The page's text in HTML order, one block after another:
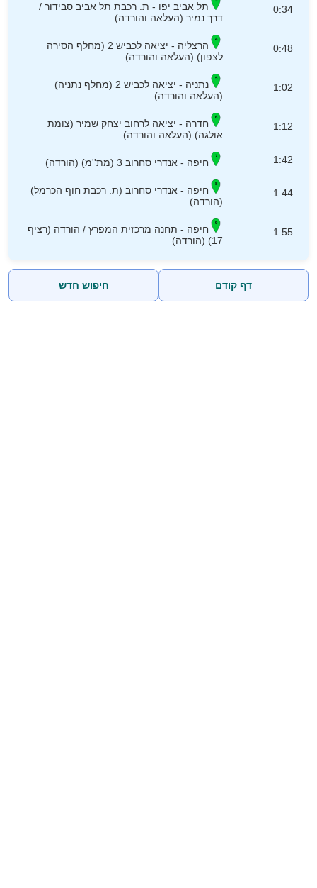
0:34
תל אביב יפו - ת. רכבת תל אביב סבידור /
דרך נמיר (העלאה והורדה)
0:48
הרצליה - יציאה לכביש 2 (מחלף הסירה
לצפון) (העלאה והורדה)
1:02
נתניה - יציאה לכביש 2 (מחלף נתניה)
(העלאה והורדה)
1:12
חדרה - יציאה לרחוב יצחק שמיר (צומת
אולגה) (העלאה והורדה)
1:42 חיפה - אנדרי סחרוב 3 (מת''מ) (הורדה)
1:44
חיפה - אנדרי סחרוב (ת. רכבת חוף הכרמל)
(הורדה)
1:55
חיפה - תחנה מרכזית המפרץ / הורדה (רציף
17) (הורדה)
דף קודם חיפוש חדש